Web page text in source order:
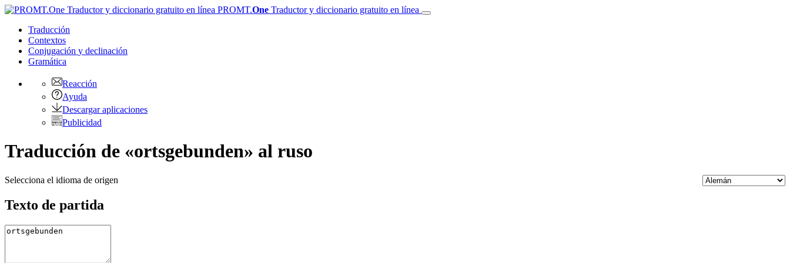
PROMT.One Traductor y diccionario gratuito en línea
Traducción
Contextos
Conjugación y declinación
Gramática
Reacción
Ayuda
Descargar aplicaciones
Publicidad
Traducción de «ortsgebunden» al ruso
Selecciona el idioma de origen
Texto de partida